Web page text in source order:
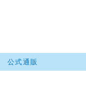
公式通販